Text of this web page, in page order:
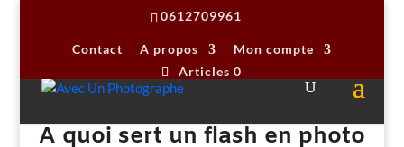
0612709961
Contact A propos
Mon compte
Articles 0
A quoi sert un flash en photo